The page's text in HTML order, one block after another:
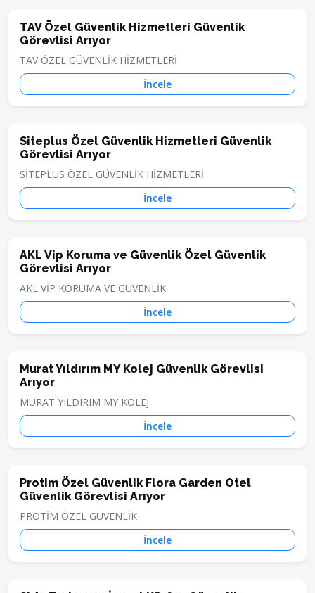
TAV Özel Güvenlik Hizmetleri Güvenlik
Görevlisi Arıyor
TAV ÖZEL GÜVENLİK HİZMETLERİ
İncele
Siteplus Özel Güvenlik Hizmetleri Güvenlik
Görevlisi Arıyor
SİTEPLUS ÖZEL GÜVENLİK HİZMETLERİ
İncele
AKL Vip Koruma ve Güvenlik Özel Güvenlik
Görevlisi Arıyor
AKL VİP KORUMA VE GÜVENLİK
İncele
Murat Yıldırım MY Kolej Güvenlik Görevlisi
Arıyor
MURAT YILDIRIM MY KOLEJ
İncele
Protim Özel Güvenlik Flora Garden Otel
Güvenlik Görevlisi Arıyor
PROTİM ÖZEL GÜVENLİK
İncele